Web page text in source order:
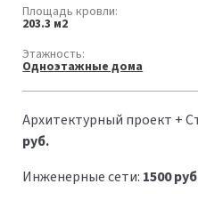
Площадь кровли:
203.3 м2
Этажность:
Одноэтажные дома
Архитектурный проект +
руб.
Инженерные сети: 1500